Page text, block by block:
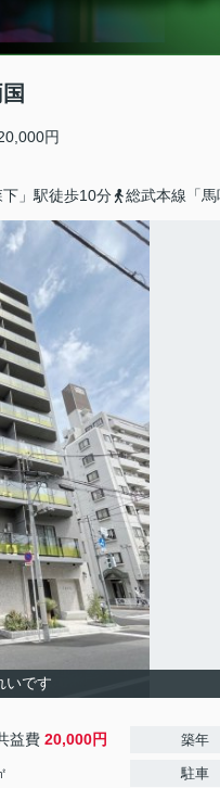
円
」駅徒歩10分 総武本線「
いです
益費 20,000円 築年
駐車